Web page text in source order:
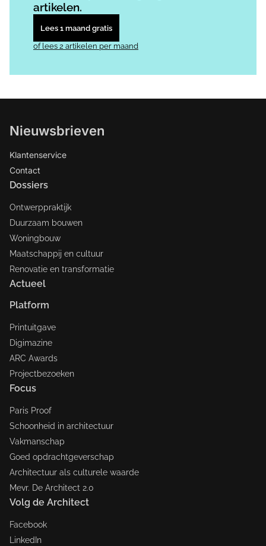
artikelen.
Lees 1 maand gratis
of lees 2 artikelen per maand
Nieuwsbrieven
Klantenservice
Contact
Dossiers
Ontwerppraktijk
Duurzaam bouwen
Woningbouw
Maatschappij en cultuur
Renovatie en transformatie
Actueel
Platform
Printuitgave
Digimazine
ARC Awards
Projectbezoeken
Focus
Paris Proof
Schoonheid in architectuur
Vakmanschap
Goed opdrachtgeverschap
Architectuur als culturele waarde
Mevr. De Architect 2.0
Volg de Architect
Facebook
LinkedIn